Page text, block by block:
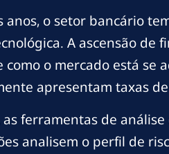
anos, o setor bancário
A ascensão de
como o mercado está se
apresentam taxas
as ferramentas de
analisem o perfil de